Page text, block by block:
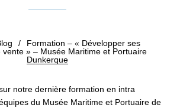
/
Formation – « Développer ses
vente » – Musée Maritime et Portuaire
Dunkerque
notre dernière formation en intra
du Musée Maritime et Portuaire de